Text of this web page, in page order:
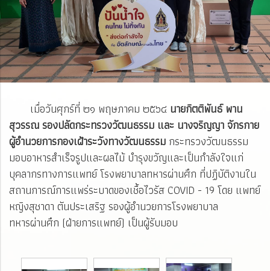
เมื่อวันศุกร์ที่ ๒๑ พฤษภาคม ๒๕๖๔ นายกิตติพันธ์ พาน
สุวรรณ รองปลัดกระทรวงวัฒนธรรม และ นางจริญญา จักรกาย
ผู้อำนวยการกองเฝ้าระวังทางวัฒนธรรม กระทรวงวัฒนธรรม
มอบอาหารสำเร็จรูปและผลไม้ บำรุงขวัญและเป็นกำลังใจแก่
บุคลากรทางการแพทย์ โรงพยาบาลทหารผ่านศึก ที่ปฏิบัติงานใน
สถานการณ์การแพร่ระบาดของเชื้อไวรัส COVID - 19 โดย แพทย์
หญิงสุชาดา ตันประเสริฐ รองผู้อำนวยการโรงพยาบาล
ทหารผ่านศึก (ฝ่ายการแพทย์) เป็นผู้รับมอบ